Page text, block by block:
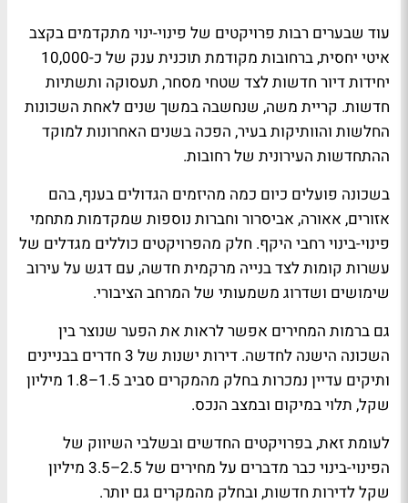
עוד שבערים רבות פרויקטים של פינוי-ינוי מתקדמים בקצב
איטי יחסית, ברחובות מקודמת תוכנית ענק של כ-10,000
יחידות דיור חדשות לצד שטחי מסחר, תעסוקה ותשתיות
חדשות. קריית משה, שנחשבה במשך שנים לאחת השכונות
החלשות והוותיקות בעיר, הפכה בשנים האחרונות למוקד
ההתחדשות העירונית של רחובות.
בשכונה פועלים כיום כמה מהיזמים הגדולים בענף, בהם
אזורים, אאורה, אביסרור וחברות נוספות שמקדמות מתחמי
פינוי-בינוי רחבי היקף. חלק מהפרויקטים כוללים מגדלים של
עשרות קומות לצד בנייה מרקמית חדשה, עם דגש על עירוב
שימושים ושדרוג משמעותי של המרחב הציבורי.
גם ברמות המחירים אפשר לראות את הפער שנוצר בין
השכונה הישנה לחדשה. דירות ישנות של 3 חדרים בבניינים
ותיקים עדיין נמכרות בחלק מהמקרים סביב 1.5–1.8 מיליון
שקל, תלוי במיקום ובמצב הנכס.
לעומת זאת, בפרויקטים החדשים ובשלבי השיווק של
הפינוי-בינוי כבר מדברים על מחירים של 2.5–3.5 מיליון
שקל לדירות חדשות, ובחלק מהמקרים גם יותר.